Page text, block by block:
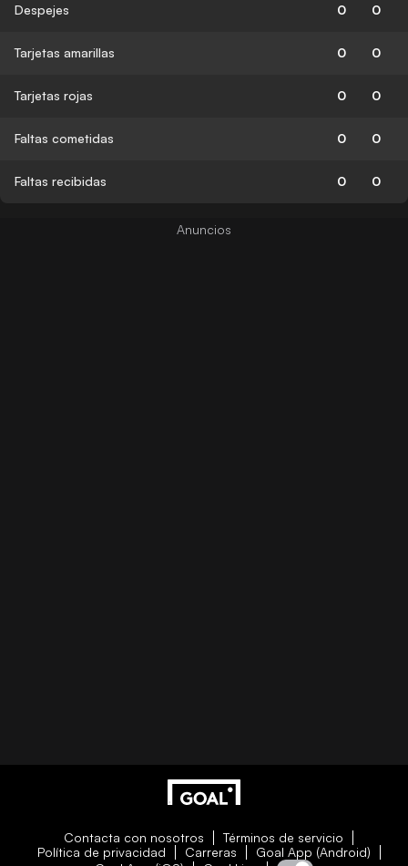
Despejes 0 0
Tarjetas amarillas 0 0
Tarjetas rojas 0 0
Faltas cometidas 0 0
Faltas recibidas 0 0
Contacta con nosotros
Términos de servicio
Política de privacidad
Carreras
Goal App (Android)